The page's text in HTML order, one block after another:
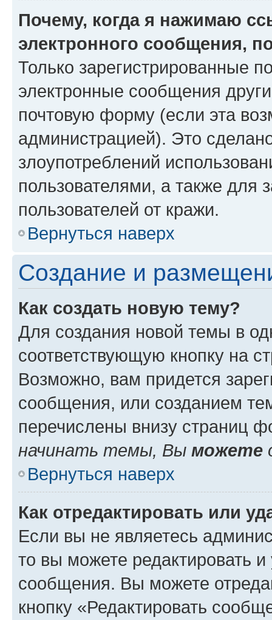
Почему, когда я нажимаю
электронного сообщения,
Только зарегистрированные
электронные сообщения
почтовую форму (если эта
администрацией). Это
злоупотреблений
пользователями, а также для
пользователей от кражи.
Вернуться наверх
Создание и
Как создать новую тему?
Для создания новой темы в
соответствующую кнопку на
Возможно, вам придется
сообщения, или созданием
перечислены внизу страниц
начинать темы, Вы можете
Вернуться наверх
Как отредактировать или
Если вы не являетесь
то вы можете редактировать
сообщения. Вы можете
кнопку «Редактировать